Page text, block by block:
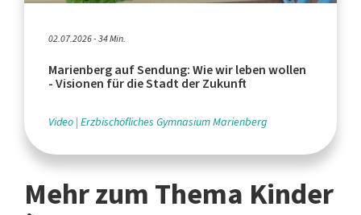
02.07.2026 - 34 Min.
Marienberg auf Sendung: Wie wir leben wollen
- Visionen für die Stadt der Zukunft
Video Erzbischöfliches Gymnasium Marienberg
Mehr zum Thema Kinder